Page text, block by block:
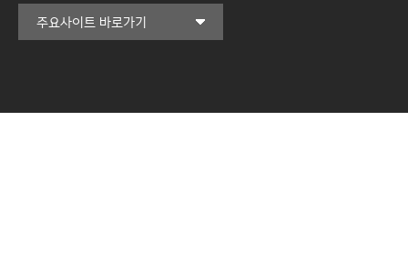
주요사이트 바로가기
커뮤니티교육원
국제학생증신청